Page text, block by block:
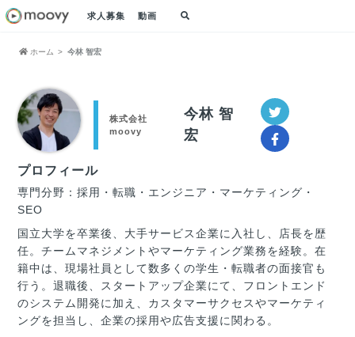
求人募集 動画
ホーム 今林 智宏
株式会社
moovy
今林 智
宏
プロフィール
専門分野：採用・転職・エンジニア・マーケティング・
SEO
国立大学を卒業後、大手サービス企業に入社し、店長を歴
任。チームマネジメントやマーケティング業務を経験。在
籍中は、現場社員として数多くの学生・転職者の面接官も
行う。退職後、スタートアップ企業にて、フロントエンド
のシステム開発に加え、カスタマーサクセスやマーケティ
ングを担当し、企業の採用や広告支援に関わる。